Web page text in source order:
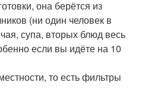
она берётся из
(ни один человек в
супа, вторых блюд весь
если вы идёте на 10
то есть фильтры